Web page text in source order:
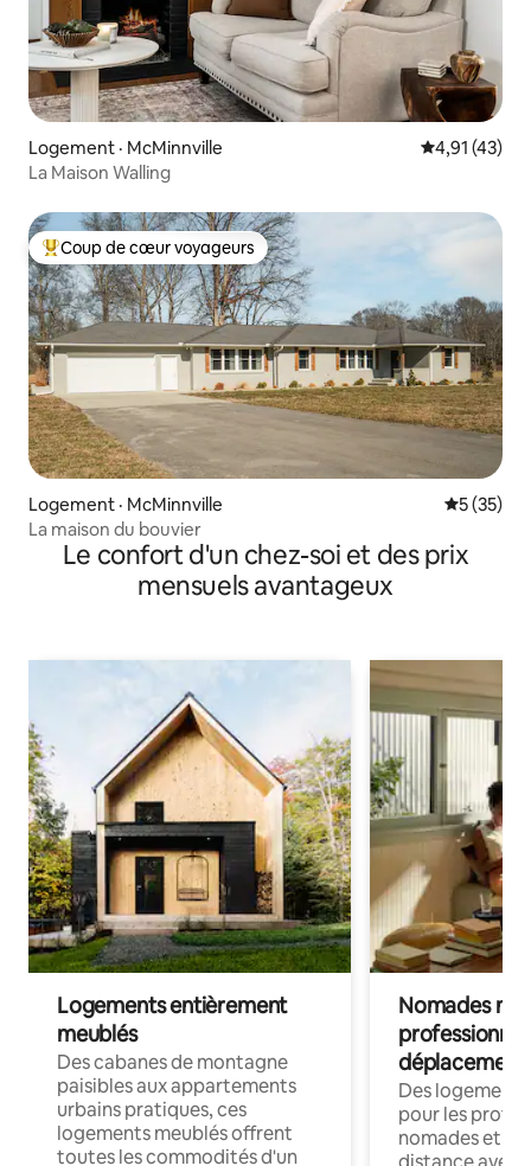
Logement · McMinnville Note
4,91 (43)
La Maison Walling
Coup de cœur voyageurs parmi les plus aimés
Coup de cœur voyageurs
Logement · McMinnville Note
5 (35)
La maison du bouvier
Le confort d'un chez-soi et des prix
mensuels avantageux
Logements entièrement
meublés
Des cabanes de montagne
paisibles aux appartements
urbains pratiques, ces
logements meublés offrent
toutes les commodités d'un
Nomades
déplacement
Des
pour les
nomades et